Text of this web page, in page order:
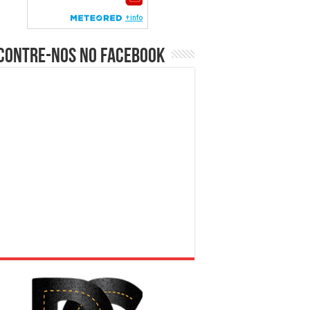
nos no Facebook